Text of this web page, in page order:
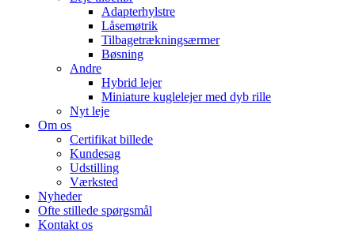
Adapterhylstre
Låsemøtrik
Tilbagetrækningsærmer
Bøsning
Andre
Hybrid lejer
Miniature kuglelejer med dyb rille
Nyt leje
Om os
Certifikat billede
Kundesag
Udstilling
Værksted
Nyheder
Ofte stillede spørgsmål
Kontakt os